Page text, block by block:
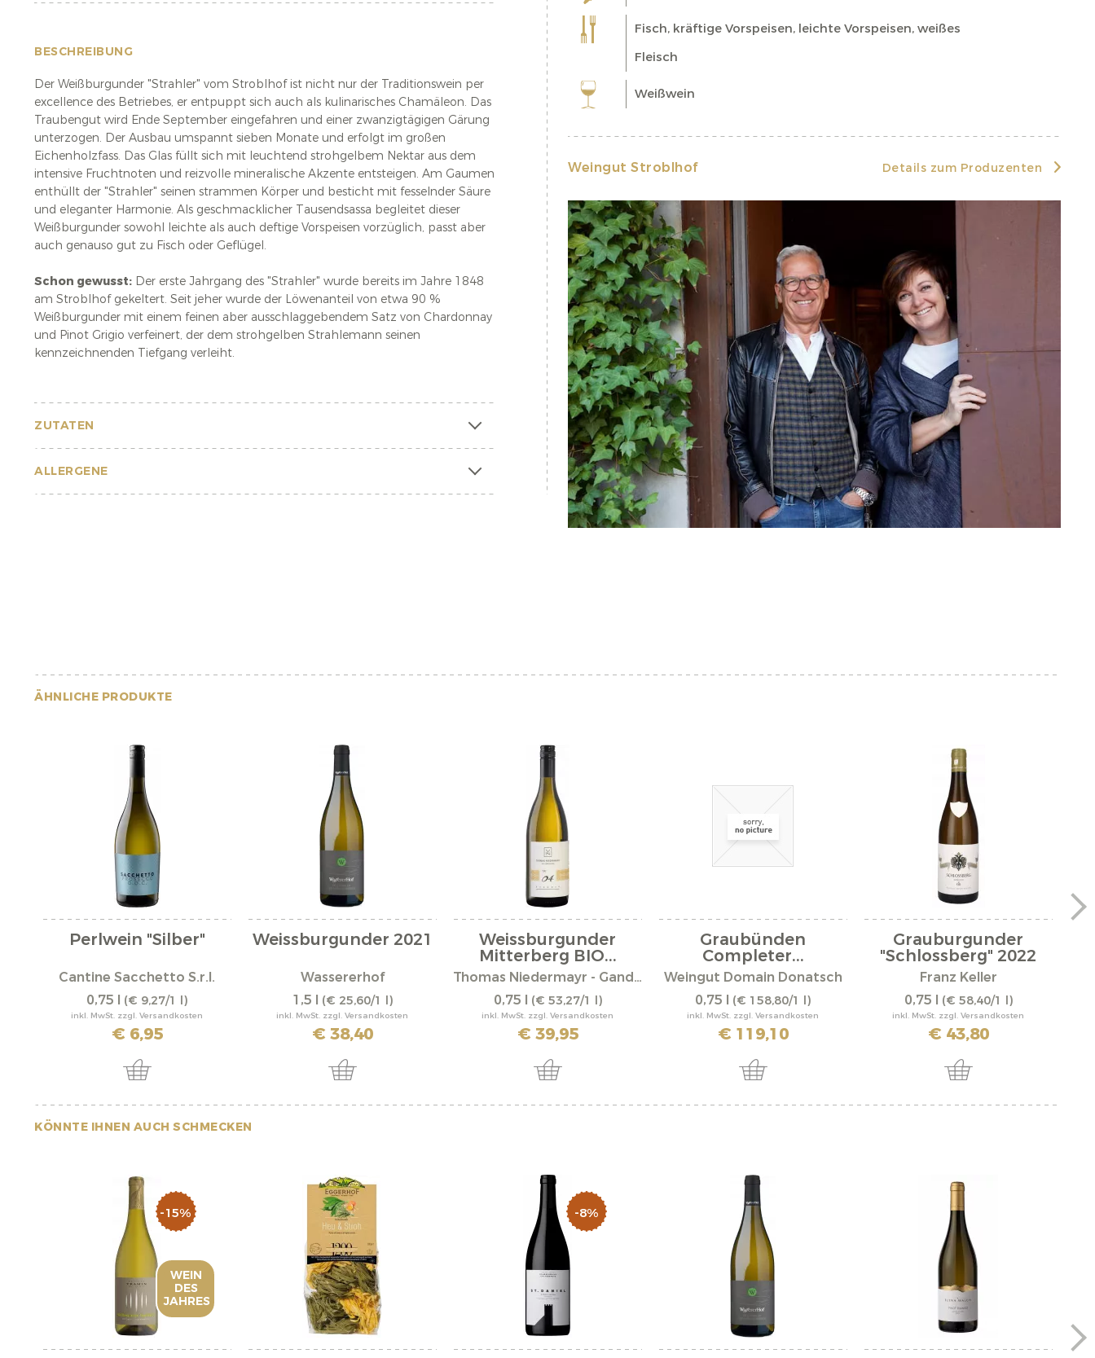
BESCHREIBUNG
Der Weißburgunder "Strahler" vom Stroblhof ist nicht nur der Traditionswein per
excellence des Betriebes, er entpuppt sich auch als kulinarisches Chamäleon. Das
Traubengut wird Ende September eingefahren und einer zwanzigtägigen Gärung
unterzogen. Der Ausbau umspannt sieben Monate und erfolgt im großen
Eichenholzfass. Das Glas füllt sich mit leuchtend strohgelbem Nektar aus dem
intensive Fruchtnoten und reizvolle mineralische Akzente entsteigen. Am Gaumen
enthüllt der "Strahler" seinen strammen Körper und besticht mit fesselnder Säure
und eleganter Harmonie. Als geschmacklicher Tausendsassa begleitet dieser
Weißburgunder sowohl leichte als auch deftige Vorspeisen vorzüglich, passt aber
auch genauso gut zu Fisch oder Geflügel.
Schon gewusst: Der erste Jahrgang des "Strahler" wurde bereits im Jahre 1848
am Stroblhof gekeltert. Seit jeher wurde der Löwenanteil von etwa 90 %
Weißburgunder mit einem feinen aber ausschlaggebendem Satz von Chardonnay
und Pinot Grigio verfeinert, der dem strohgelben Strahlemann seinen
kennzeichnenden Tiefgang verleiht.
ZUTATEN
ALLERGENE
Fisch, kräftige Vorspeisen, leichte Vorspeisen, weißes
Fleisch
Weißwein
Weingut Stroblhof Details zum Produzenten
ÄHNLICHE PRODUKTE
Perlwein "Silber"
Cantine Sacchetto S.r.l.
0,75 l (€ 9,27/1 l)
inkl. MwSt. zzgl. Versandkosten
€ 6,95
Weissburgunder 2021
Wassererhof
1,5 l (€ 25,60/1 l)
inkl. MwSt. zzgl. Versandkosten
€ 38,40
Weissburgunder
Mitterberg BIO...
Thomas Niedermayr - Gandberg
0,75 l (€ 53,27/1 l)
inkl. MwSt. zzgl. Versandkosten
€ 39,95
Graubünden
Completer...
Weingut Domain Donatsch
0,75 l (€ 158,80/1 l)
inkl. MwSt. zzgl. Versandkosten
€ 119,10
Grauburgunder
"Schlossberg" 2022
Franz Keller
0,75 l (€ 58,40/1 l)
inkl. MwSt. zzgl. Versandkosten
€ 43,80
KÖNNTE IHNEN AUCH SCHMECKEN
-15%
WEIN
DES
JAHRES
-8%